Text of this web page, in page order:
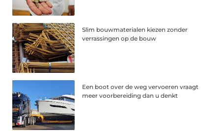
Slim bouwmaterialen kiezen zonder
verrassingen op de bouw
Een boot over de weg vervoeren vraagt
meer voorbereiding dan u denkt